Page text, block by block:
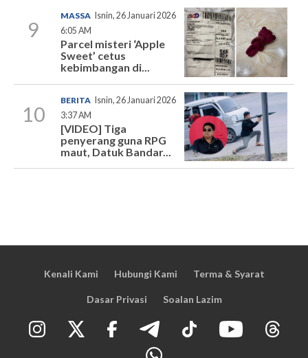
9
MASSA
Isnin, 26 Januari 2026
6:05 AM
Parcel misteri ‘Apple
Sweet’ cetus
kebimbangan di...
10
BERITA Isnin, 26 Januari 2026
3:37 AM
[VIDEO] Tiga
penyerang guna RPG
maut, Datuk Bandar...
Kenali Kami Hubungi Kami Terma & Syarat
Dasar Privasi Soalan Lazim